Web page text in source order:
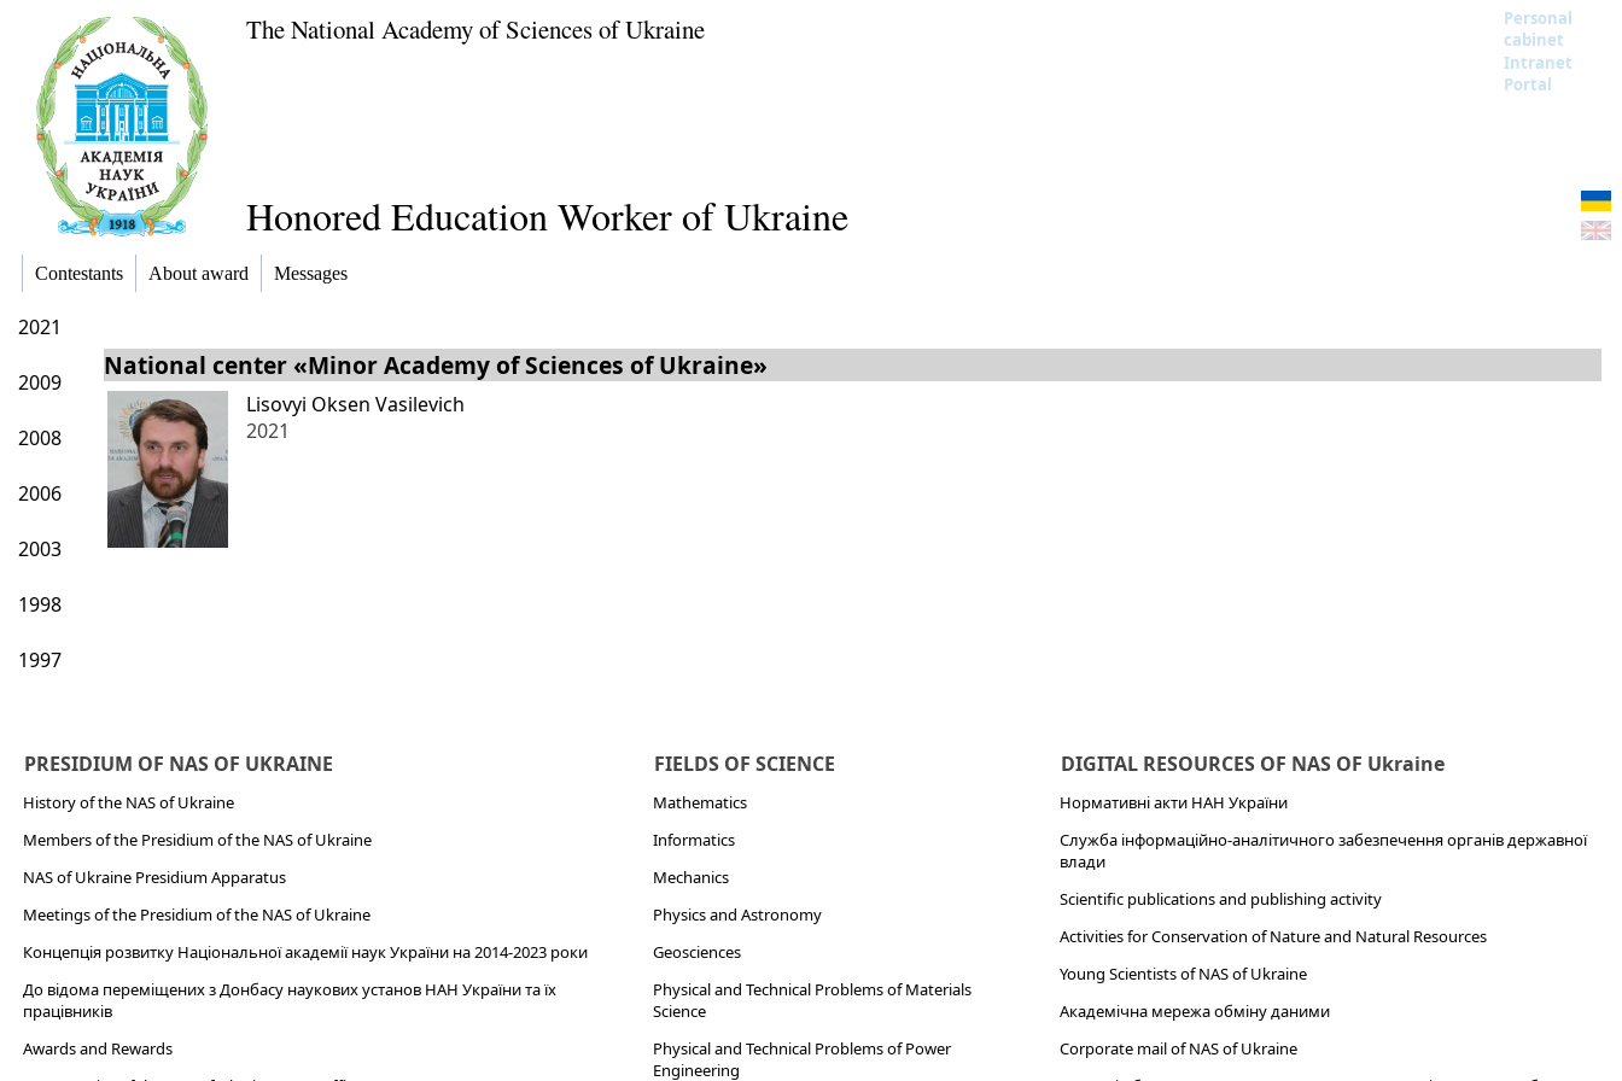
The National Academy of Sciences of Ukraine
Personal
cabinet
Intranet
Portal
Honored Education Worker of Ukraine
Contestants About award Messages
2021
2009
2008
2006
2003
1998
1997
National center «Minor Academy of Sciences of Ukraine»
Lisovyi Oksen Vasilevich
2021
PRESIDIUM OF NAS OF UKRAINE
History of the NAS of Ukraine
Members of the Presidium of the NAS of Ukraine
NAS of Ukraine Presidium Apparatus​
Meetings of the Presidium of the NAS of Ukraine
Концепція розвитку Національної академії наук України на 2014-2023 роки
До відома переміщених з Донбасу наукових установ НАН України та їх
працівників
Awards and Rewards
FIELDS OF SCIENCE
Mathematics
Informatics
Mechanics
Physics and Astronomy
Geosciences
Physical and Technical Problems of Materials
Science
Physical and Technical Problems of Power
Engineering
DIGITAL RESOURCES OF NAS OF Ukraine
Нормативні акти НАН України
Служба інформаційно-аналітичного забезпечення органів державної
влади
Scientific publications and publishing activity
Activities for Conservation of Nature and Natural Resources
Young Scientists of NAS of Ukraine
Академічна мережа обміну даними
Corporate mail of NAS of Ukraine